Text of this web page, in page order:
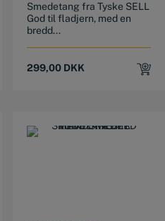
Smedetang fra Tyske SELL
God til fladjern, med en
bredd...
299,00 DKK